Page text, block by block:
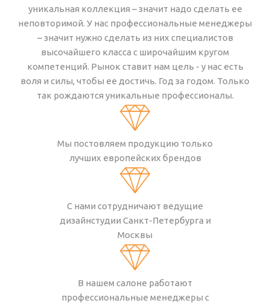
уникальная коллекция – значит надо сделать ее
неповторимой. У нас профессиональные менеджеры
– значит нужно сделать из них специалистов
высочайшего класса с широчайшим кругом
компетенций. Рынок ставит нам цель - у нас есть
воля и силы, чтобы ее достичь. Год за годом. Только
так рождаются уникальные профессионалы.
Мы постовляем продукцию только
лучших европейских брендов
С нами сотрудничают ведущие
дизайнстудии Санкт-Петербурга и
Москвы
В нашем салоне работают
профессиональные менеджеры с